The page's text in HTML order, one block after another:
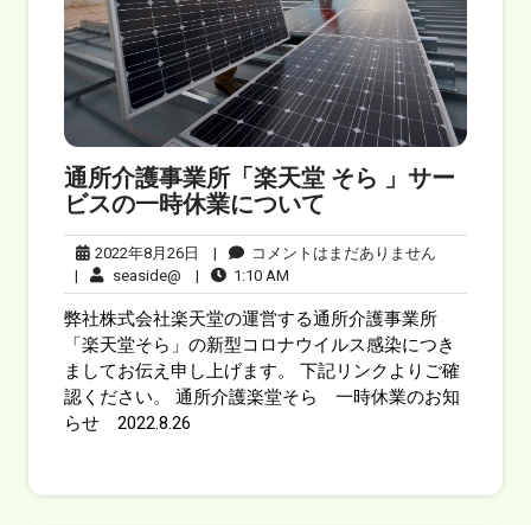
通所介護事業所「楽天堂 そら 」サー
ビスの一時休業について
2022年8月26日 |
コメントはまだありません
|
seaside@ | 1:10 AM
弊社株式会社楽天堂の運営する通所介護事業所
「楽天堂そら」の新型コロナウイルス感染につき
ましてお伝え申し上げます。 下記リンクよりご確
認ください。 通所介護楽堂そら 一時休業のお知
らせ 2022.8.26